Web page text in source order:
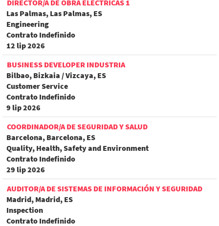
DIRECTOR/A DE OBRA ELÉCTRICAS 1
Las Palmas, Las Palmas, ES
Engineering
Contrato Indefinido
12 lip 2026
BUSINESS DEVELOPER INDUSTRIA
Bilbao, Bizkaia / Vizcaya, ES
Customer Service
Contrato Indefinido
9 lip 2026
COORDINADOR/A DE SEGURIDAD Y SALUD
Barcelona, Barcelona, ES
Quality, Health, Safety and Environment
Contrato Indefinido
29 lip 2026
AUDITOR/A DE SISTEMAS DE INFORMACIÓN Y SEGURIDAD
Madrid, Madrid, ES
Inspection
Contrato Indefinido